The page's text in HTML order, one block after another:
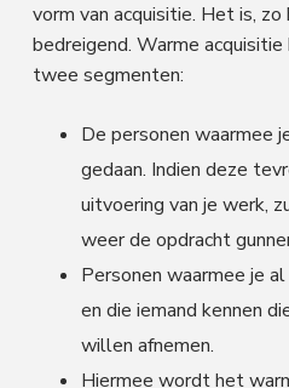
vorm van acquisitie. Het is,
bedreigend. Warme acquisitie
twee segmenten:
De personen waarmee
gedaan. Indien deze
uitvoering van je werk,
weer de opdracht
Personen waarmee je
en die iemand kennen
willen afnemen.
Hiermee wordt het